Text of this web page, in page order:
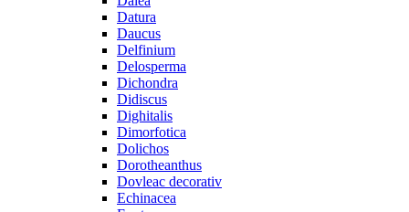
Datura
Daucus
Delfinium
Delosperma
Dichondra
Didiscus
Dighitalis
Dimorfotica
Dolichos
Dorotheanthus
Dovleac decorativ
Echinacea